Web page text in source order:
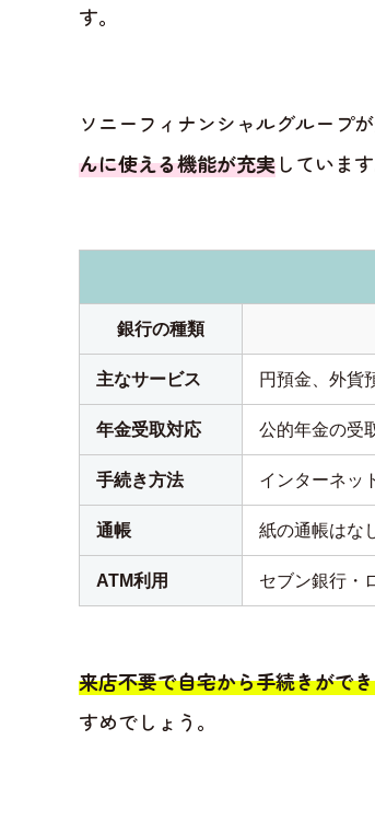
す。
ソニーフィナンシャルグループ
んに使える機能が充実しています
銀行の種類
主なサービス 円預金、外貨
年金受取対応 公的年金の受
手続き方法 インターネッ
通帳 紙の通帳はな
ATM利用 セブン銀行・
来店不要で自宅から手続きがで
すめでしょう。